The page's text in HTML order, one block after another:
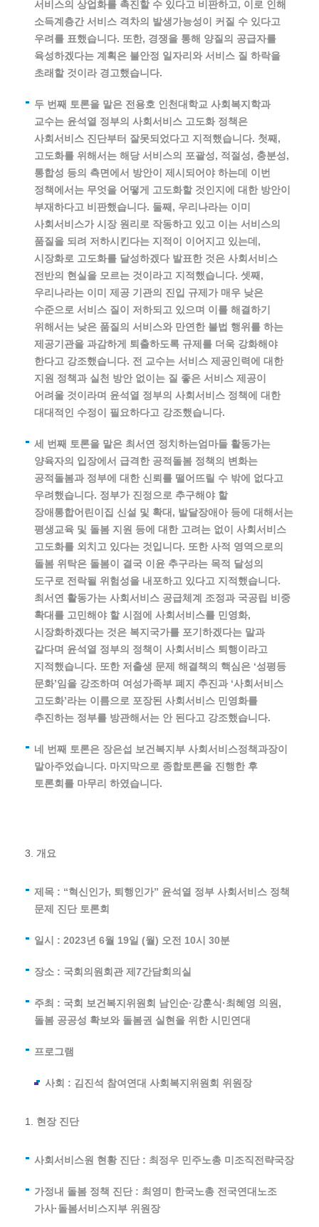
서비스의 상업화를 촉진할 수 있다고 비판하고, 이로 인해
소득계층간 서비스 격차의 발생가능성이 커질 수 있다고
우려를 표했습니다. 또한, 경쟁을 통해 양질의 공급자를
육성하겠다는 계획은 불안정 일자리와 서비스 질 하락을
초래할 것이라 경고했습니다.
두 번째 토론을 맡은 전용호 인천대학교 사회복지학과
교수는 윤석열 정부의 사회서비스 고도화 정책은
사회서비스 진단부터 잘못되었다고 지적했습니다. 첫째,
고도화를 위해서는 해당 서비스의 포괄성, 적절성, 충분성,
통합성 등의 측면에서 방안이 제시되어야 하는데 이번
정책에서는 무엇을 어떻게 고도화할 것인지에 대한 방안이
부재하다고 비판했습니다. 둘째, 우리나라는 이미
사회서비스가 시장 원리로 작동하고 있고 이는 서비스의
품질을 되려 저하시킨다는 지적이 이어지고 있는데,
시장화로 고도화를 달성하겠다 발표한 것은 사회서비스
전반의 현실을 모르는 것이라고 지적했습니다. 셋째,
우리나라는 이미 제공 기관의 진입 규제가 매우 낮은
수준으로 서비스 질이 저하되고 있으며 이를 해결하기
위해서는 낮은 품질의 서비스와 만연한 불법 행위를 하는
제공기관을 과감하게 퇴출하도록 규제를 더욱 강화해야
한다고 강조했습니다. 전 교수는 서비스 제공인력에 대한
지원 정책과 실천 방안 없이는 질 좋은 서비스 제공이
어려울 것이라며 윤석열 정부의 사회서비스 정책에 대한
대대적인 수정이 필요하다고 강조했습니다.
세 번째 토론을 맡은 최서연 정치하는엄마들 활동가는
양육자의 입장에서 급격한 공적돌봄 정책의 변화는
공적돌봄과 정부에 대한 신뢰를 떨어뜨릴 수 밖에 없다고
우려했습니다. 정부가 진정으로 추구해야 할
장애통합어린이집 신설 및 확대, 발달장애아 등에 대해서는
평생교육 및 돌봄 지원 등에 대한 고려는 없이 사회서비스
고도화를 외치고 있다는 것입니다. 또한 사적 영역으로의
돌봄 위탁은 돌봄이 결국 이윤 추구라는 목적 달성의
도구로 전락될 위험성을 내포하고 있다고 지적했습니다.
최서연 활동가는 사회서비스 공급체계 조정과 국공립 비중
확대를 고민해야 할 시점에 사회서비스를 민영화,
시장화하겠다는 것은 복지국가를 포기하겠다는 말과
같다며 윤석열 정부의 정책이 사회서비스 퇴행이라고
지적했습니다. 또한 저출생 문제 해결책의 핵심은 ‘성평등
문화’임을 강조하며 여성가족부 폐지 추진과 ‘사회서비스
고도화’라는 이름으로 포장된 사회서비스 민영화를
추진하는 정부를 방관해서는 안 된다고 강조했습니다.
네 번째 토론은 장은섭 보건복지부 사회서비스정책과장이
맡아주었습니다. 마지막으로 종합토론을 진행한 후
토론회를 마무리 하였습니다.
개요
제목 : “혁신인가, 퇴행인가” 윤석열 정부 사회서비스 정책
문제 진단 토론회
일시 : 2023년 6월 19일 (월) 오전 10시 30분
장소 : 국회의원회관 제7간담회의실
주최 : 국회 보건복지위원회 남인순·강훈식·최혜영 의원,
돌봄 공공성 확보와 돌봄권 실현을 위한 시민연대
프로그램
사회 : 김진석 참여연대 사회복지위원회 위원장
현장 진단
사회서비스원 현황 진단 : 최정우 민주노총 미조직전략국장
가정내 돌봄 정책 진단 : 최영미 한국노총 전국연대노조
가사·돌봄서비스지부 위원장